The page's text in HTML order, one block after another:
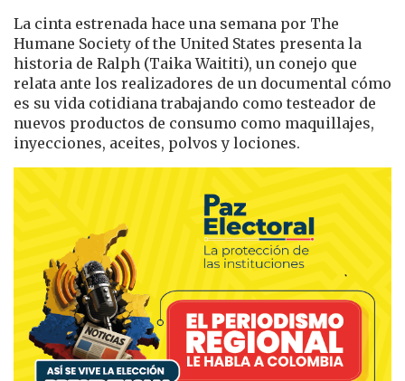
La cinta estrenada hace una semana por The
Humane Society of the United States presenta la
historia de Ralph (Taika Waititi), un conejo que
relata ante los realizadores de un documental cómo
es su vida cotidiana trabajando como testeador de
nuevos productos de consumo como maquillajes,
inyecciones, aceites, polvos y lociones.